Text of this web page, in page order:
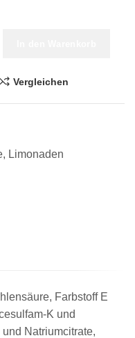
Vergleichen
, Limonaden
Farbstoff E
K und
Natriumcitrate,